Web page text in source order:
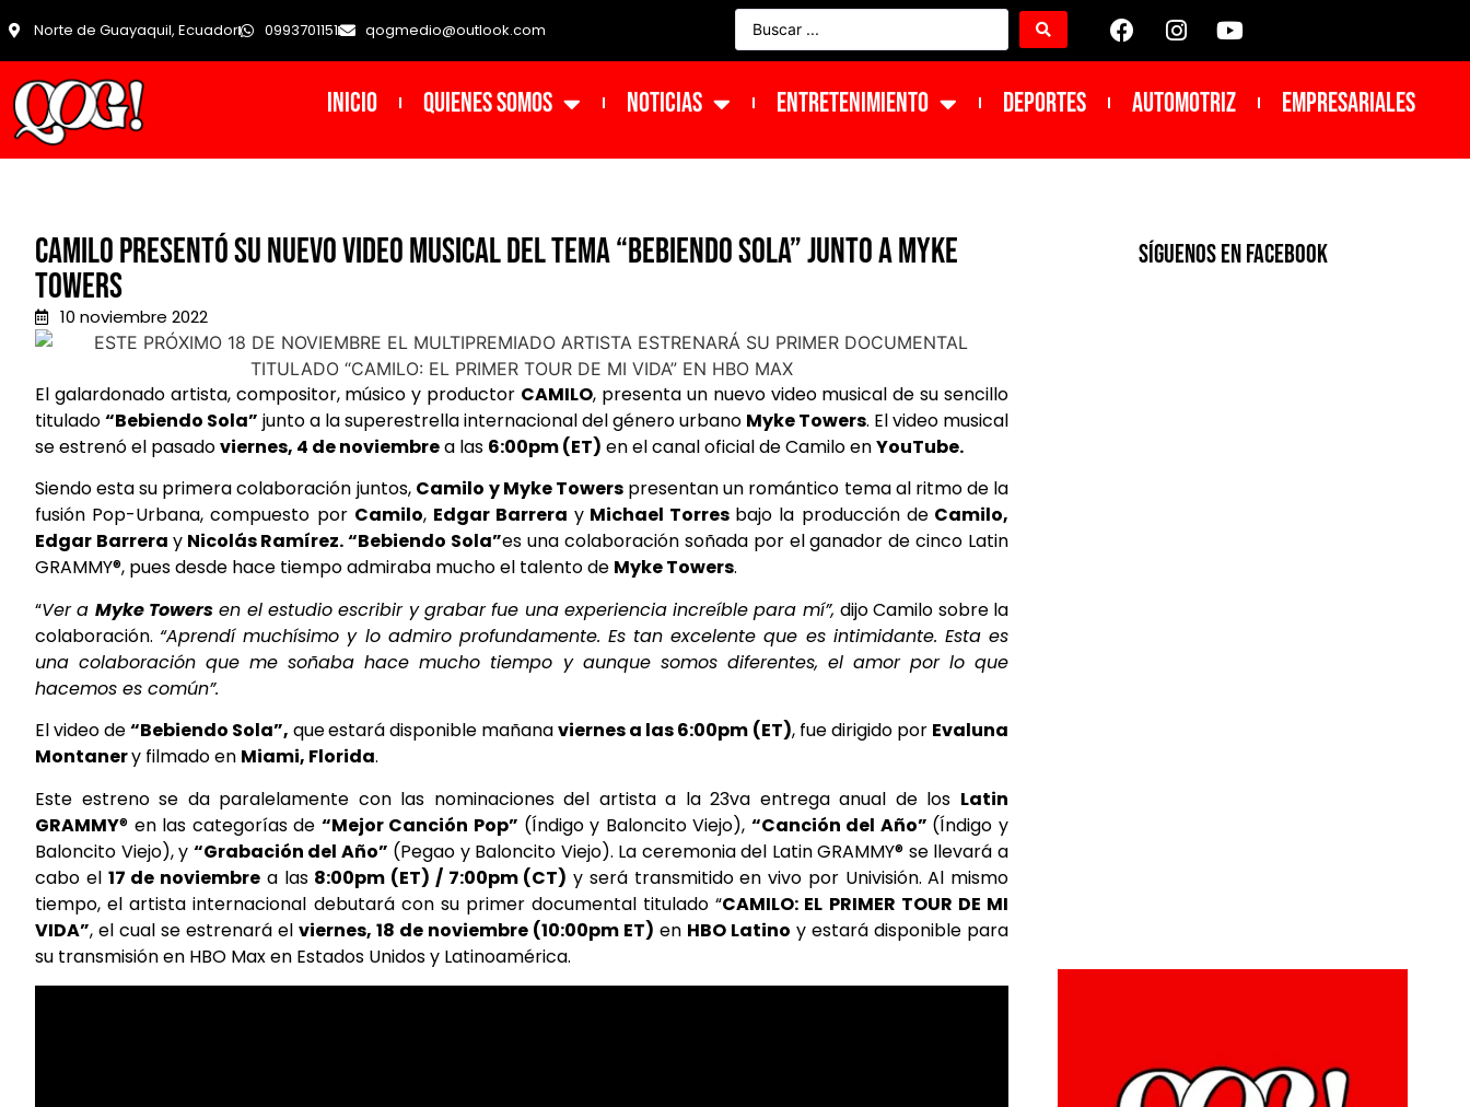
Norte de Guayaquil, Ecuador 0993701151 qogmedio@outlook.com
INICIO Quienes Somos NOTICIAS ENTRETENIMIENTO DEPORTES Automotriz Empresariales
Camilo presentó su nuevo video musical del tema “Bebiendo Sola” junto a Myke
Towers
10 noviembre 2022
El galardonado artista, compositor, músico y productor CAMILO, presenta un nuevo video musical de su sencillo
titulado“Bebiendo Sola” junto a la superestrella internacional del género urbano Myke Towers. El video musical
se estrenó el pasadoviernes, 4 de noviembrea las 6:00pm (ET) en el canal oficial de Camilo enYouTube.
Siendo esta su primera colaboración juntos, Camilo y Myke Towers presentan un romántico tema al ritmo de la
fusión Pop-Urbana, compuesto por Camilo, Edgar Barrera y Michael Torres bajo la producción de Camilo,
Edgar Barrera y Nicolás Ramírez. “Bebiendo Sola”es una colaboración soñada por el ganador de cinco Latin
GRAMMY®, pues desde hace tiempo admiraba mucho el talento de Myke Towers.
“Ver a Myke Towers en el estudio escribir y grabar fue una experiencia increíble para mí”, dijo Camilo sobre la
colaboración. “Aprendí muchísimo y lo admiro profundamente. Es tan excelente que es intimidante. Esta es
una colaboración que me soñaba hace mucho tiempo y aunque somos diferentes, el amor por lo que
hacemos es común”.
El video de“Bebiendo Sola”, queestará disponible mañanaviernes a las 6:00pm (ET), fue dirigido por Evaluna
Montanery filmado en Miami, Florida.
Este estreno se da paralelamente con las nominaciones del artista a la 23va entrega anual de los Latin
GRAMMY® en las categorías de “Mejor Canción Pop” (Índigo y Baloncito Viejo), “Canción del Año” (Índigo y
Baloncito Viejo), y “Grabación del Año” (Pegao y Baloncito Viejo). La ceremonia del Latin GRAMMY® se llevará a
cabo el 17 de noviembre a las 8:00pm (ET) / 7:00pm (CT) y será transmitido en vivo por Univisión. Al mismo
tiempo, el artista internacional debutará con su primer documental titulado “CAMILO: EL PRIMER TOUR DE MI
VIDA”, el cual se estrenará el viernes, 18 de noviembre (10:00pm ET) en HBO Latino y estará disponible para
su transmisión en HBO Max en Estados Unidos y Latinoamérica.
SíGUENOS EN FACEBOOK